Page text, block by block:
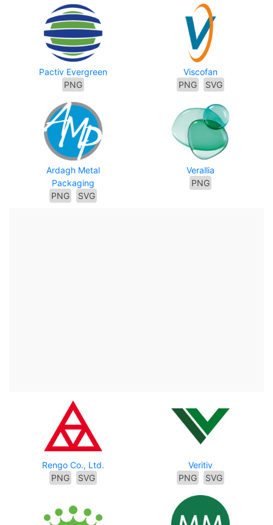
Pactiv Evergreen
PNG
Viscofan
PNG
SVG
Ardagh Metal
Packaging
PNG
SVG
Verallia
PNG
Rengo Co., Ltd.
PNG
SVG
Veritiv
PNG
SVG